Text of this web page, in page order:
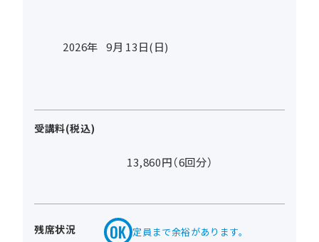
2026年 9月 13日(日)
受講料(税込)
13,860円（6回分）
残席状況 定員まで余裕があります。